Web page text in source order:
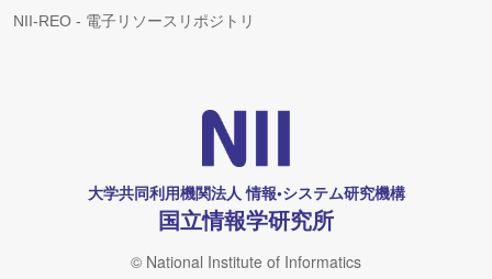
NII-REO - 電子リソースリポジトリ
大学共同利用機関法人 情報•システム研究機構
国立情報学研究所
© National Institute of Informatics